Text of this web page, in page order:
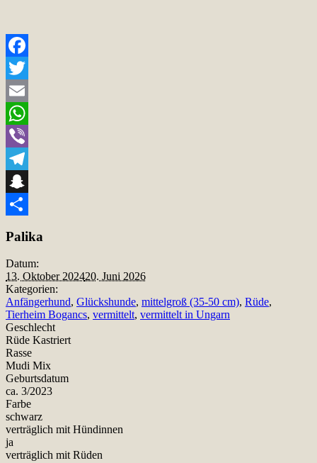
Facebook
Twitter
Email
WhatsApp
Viber
Telegram
Snapchat
Palika
Datum:
13. Oktober 202420. Juni 2026
Kategorien:
Anfängerhund, Glückshunde, mittelgroß (35-50 cm), Rüde,
Tierheim Bogancs, vermittelt, vermittelt in Ungarn
Geschlecht
Rüde Kastriert
Rasse
Mudi Mix
Geburtsdatum
ca. 3/2023
Farbe
schwarz
verträglich mit Hündinnen
ja
verträglich mit Rüden